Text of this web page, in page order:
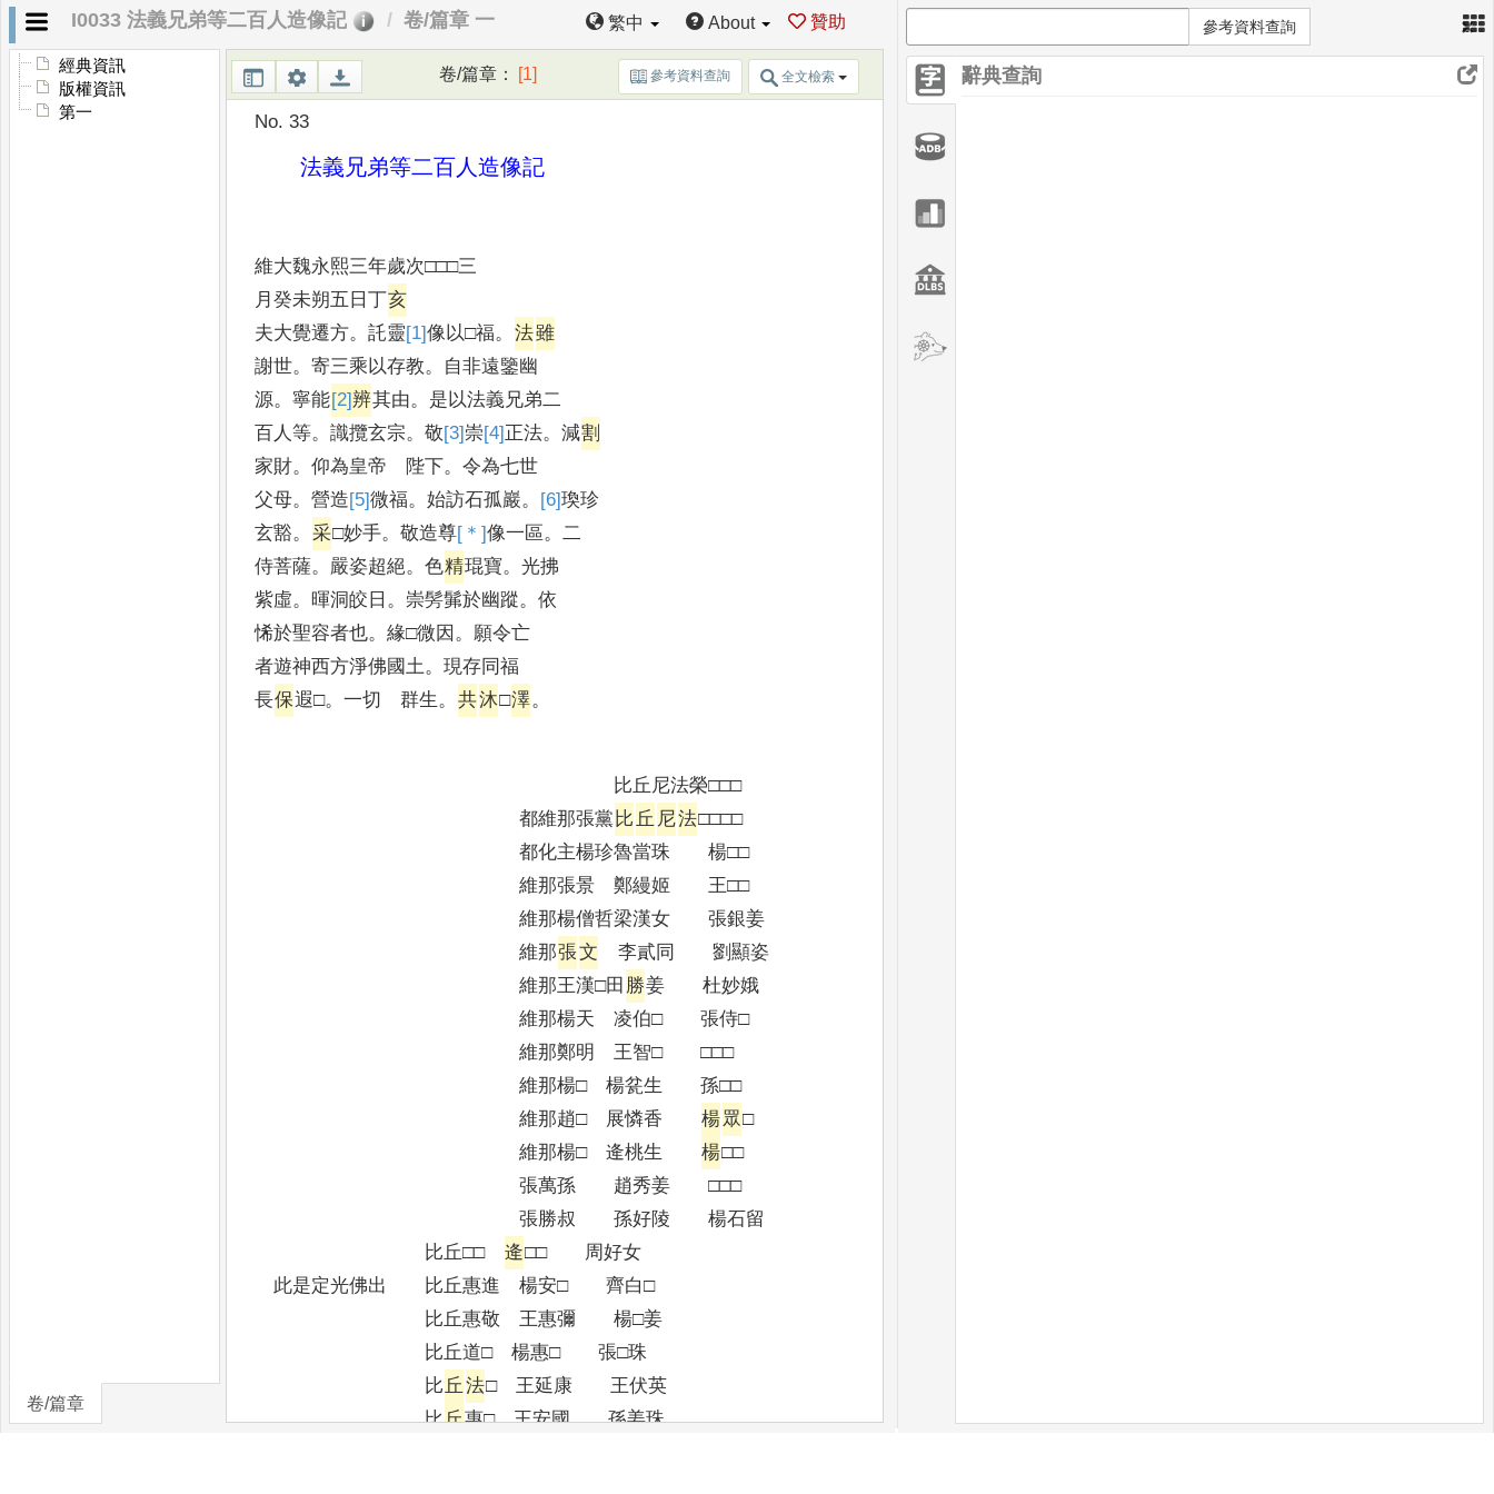
I0033 法義兄弟等二百人造像記 卷/篇章 一 繁中 About 贊助
經典資訊
版權資訊
第一
卷/篇章
卷/篇章 ： [1] 參考資料查詢 全文檢索
No. 33
法義兄弟等二百人造像記
維大魏永熙三年歲次□□□三
月癸未朔五日丁亥
夫大覺遷方。 託靈[1]像以□福。 法雖
謝世。 寄三乘以存教。
自非遠鑒幽
源。 寧能[2]辨其由。 是以法義兄弟二
百人等。 識攬玄宗。 敬[3] 崇[4] 正法。 減割
家財。 仰為皇帝 陛下。 令為七世
父母。 營造[5]微福。 始訪石孤巖。 [6]瑍珍
玄豁。 采□妙手。 敬造尊[＊]像一區。 二
侍菩薩。 嚴姿超絕。 色精琨寶。 光拂
紫虛。 暉洞皎日 。 崇髣髴於幽蹤。 依
悕於聖容者也。 緣□微因 。 願令亡
者遊神西方淨佛國土。 現存同福
長保遐□。 一切 群生。 共沐□澤。
比丘尼法榮□□□
都維那張黨比 丘 尼法□□□□
都化主楊珍魯當珠 楊□□
維那張景 鄭縵姬 王□□
維那楊僧哲梁漢女 張銀姜
維那張文
李貳同 劉顯姿
維那王漢□田 勝姜 杜妙娥
維那楊天 凌伯□ 張侍□
維那鄭明 王智□ □□□
維那楊□ 楊瓫生 孫□□
維那趙□ 展憐香 楊眾□
維那楊□ 逄桃生 楊□□
張萬孫 趙秀姜 □□□
張勝叔 孫好陵 楊石留
比丘□□ 逄□□ 周好女
此是定光佛出 比丘惠進 楊安□ 齊白□
比丘惠敬 王惠彌 楊□姜
比丘道□ 楊惠□ 張□珠
比 丘 法□ 王延康 王伏英
比丘惠□ 王安國 孫姜珠
×
參考資料查詢
辭典查詢